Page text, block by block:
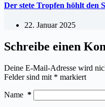
Der stete Tropfen höhlt den
22. Januar 2025
Schreibe einen
Deine E-Mail-Adresse wird
Felder sind mit * markiert
Name *